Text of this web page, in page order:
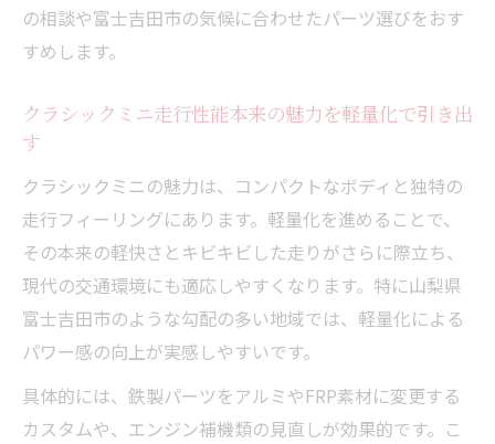
の相談や富士吉田市の気候に合わせたパーツ選びをおす
すめします。
クラシックミニ走行性能本来の魅力を軽量化で引き出
す
クラシックミニの魅力は、コンパクトなボディと独特の
走行フィーリングにあります。軽量化を進めることで、
その本来の軽快さとキビキビした走りがさらに際立ち、
現代の交通環境にも適応しやすくなります。特に山梨県
富士吉田市のような勾配の多い地域では、軽量化による
パワー感の向上が実感しやすいです。
具体的には、鉄製パーツをアルミやFRP素材に変更する
カスタムや、エンジン補機類の見直しが効果的です。こ